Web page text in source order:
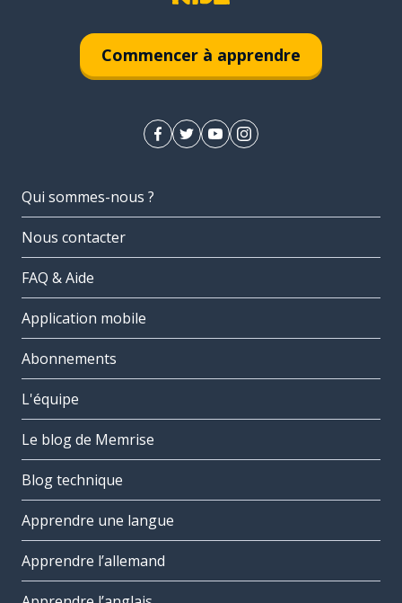
Commencer à apprendre
Qui sommes-nous ?
Nous contacter
FAQ & Aide
Application mobile
Abonnements
L'équipe
Le blog de Memrise
Blog technique
Apprendre une langue
Apprendre l’allemand